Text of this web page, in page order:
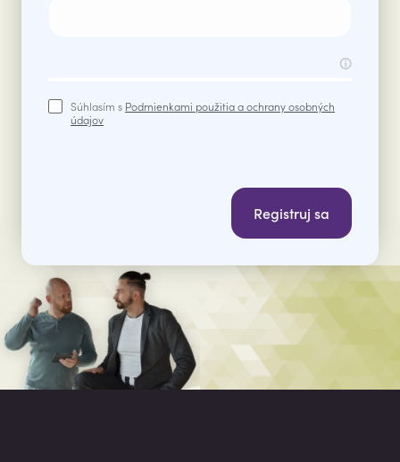
Súhlasím s Podmienkami použitia a ochrany osobných
údajov
Registruj sa